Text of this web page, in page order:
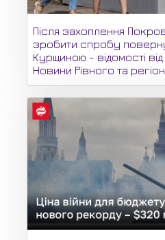
Після захоплення
зробити спробу
Курщиною - відомості
Новини Рівного та